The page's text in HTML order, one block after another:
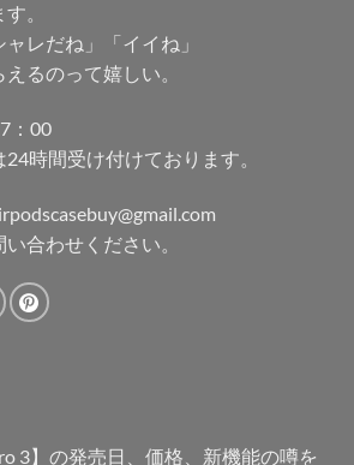
。
ャレだね」「イイね」
るのって嬉しい。
：00
時間受け付けております。
合わせください。
3】の発売日、価格、新機能の噂を